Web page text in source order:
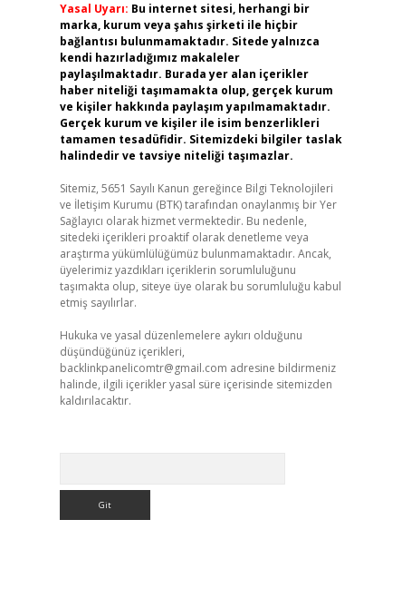
Yasal Uyarı: Bu internet sitesi, herhangi bir
marka, kurum veya şahıs şirketi ile hiçbir
bağlantısı bulunmamaktadır. Sitede yalnızca
kendi hazırladığımız makaleler
paylaşılmaktadır. Burada yer alan içerikler
haber niteliği taşımamakta olup, gerçek kurum
ve kişiler hakkında paylaşım yapılmamaktadır.
Gerçek kurum ve kişiler ile isim benzerlikleri
tamamen tesadüfidir. Sitemizdeki bilgiler taslak
halindedir ve tavsiye niteliği taşımazlar.
Sitemiz, 5651 Sayılı Kanun gereğince Bilgi Teknolojileri
ve İletişim Kurumu (BTK) tarafından onaylanmış bir Yer
Sağlayıcı olarak hizmet vermektedir. Bu nedenle,
sitedeki içerikleri proaktif olarak denetleme veya
araştırma yükümlülüğümüz bulunmamaktadır. Ancak,
üyelerimiz yazdıkları içeriklerin sorumluluğunu
taşımakta olup, siteye üye olarak bu sorumluluğu kabul
etmiş sayılırlar.
Hukuka ve yasal düzenlemelere aykırı olduğunu
düşündüğünüz içerikleri,
backlinkpanelicomtr@gmail.com adresine bildirmeniz
halinde, ilgili içerikler yasal süre içerisinde sitemizden
kaldırılacaktır.